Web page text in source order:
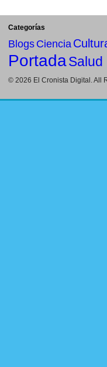
Categorías
BlogsCiencia
PortadaSalud
© 2026 El Cronista Digital . All